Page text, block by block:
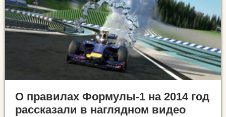
О правилах Формулы-1 на 2014 год
рассказали в наглядном видео